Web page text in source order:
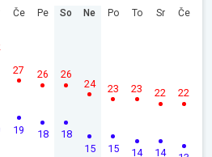
Če
19
27
Pe
18
26
So
18
26
Ne
15
24
Po
15
23
To
14
23
Sr
14
22
Če
22